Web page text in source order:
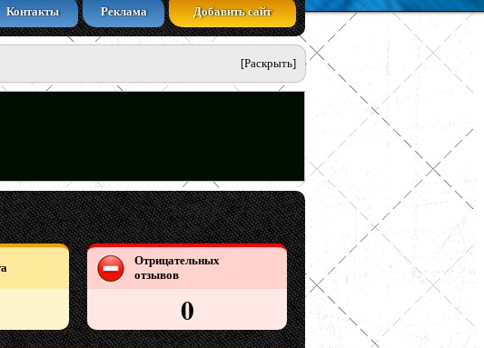
Контакты Реклама Добавить сайт
[Раскрыть]
Отрицательных
отзывов
0